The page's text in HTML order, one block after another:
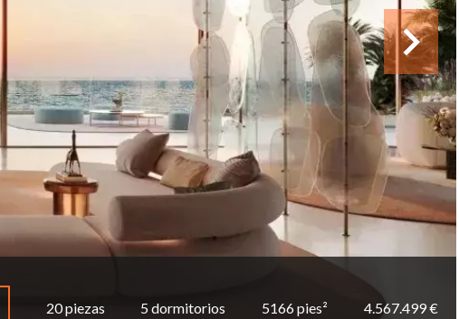
20 piezas 5 dormitorios 5166 pies² 4.567.499 €